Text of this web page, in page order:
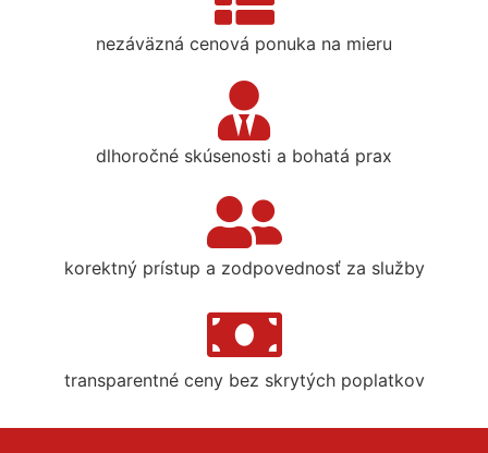
nezáväzná cenová ponuka na mieru
dlhoročné skúsenosti a bohatá prax
korektný prístup a zodpovednosť za služby
transparentné ceny bez skrytých poplatkov